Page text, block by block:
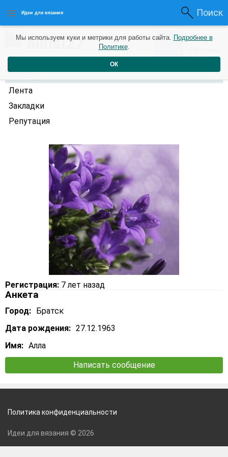
Идеи для вязания Поиск
allusi27 7 лет назад 0 0
Профиль
Лента
Закладки
Репутация
Регистрация: 7 лет назад
Анкета
Город: Братск
Дата рождения: 27.12.1963
Имя: Алла
Написать сообщение
Мы используем куки и метрики для работы сайта. Подробнее в
Политике.
ОК
Политика конфиденциальности
Идеи для вязания © 2026